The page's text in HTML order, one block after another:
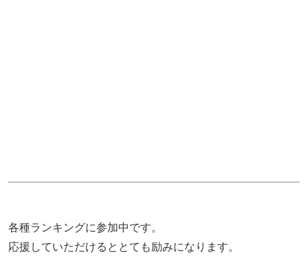
各種ランキングに参加中です。
応援していただけるととても励みになります。